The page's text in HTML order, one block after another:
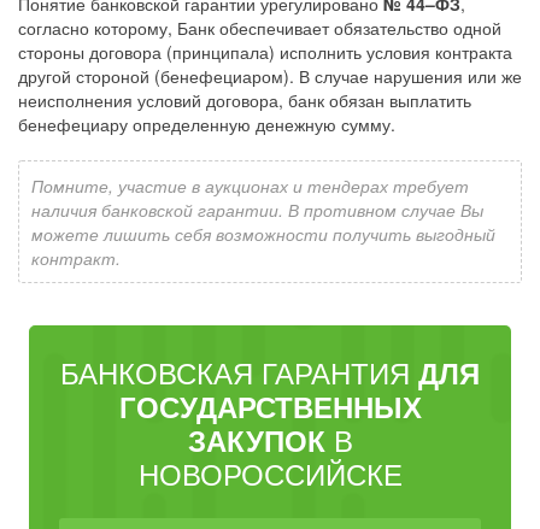
согласно которому, Банк обеспечивает обязательство одной
стороны договора (принципала) исполнить условия контракта
другой стороной (бенефециаром). В случае нарушения или же
неисполнения условий договора, банк обязан выплатить
бенефециару определенную денежную сумму.
Помните, участие в аукционах и тендерах требует
наличия банковской гарантии. В противном случае Вы
можете лишить себя возможности получить выгодный
контракт.
БАНКОВСКАЯ ГАРАНТИЯ ДЛЯ
ГОСУДАРСТВЕННЫХ
ЗАКУПОКВ
НОВОРОССИЙСКЕ